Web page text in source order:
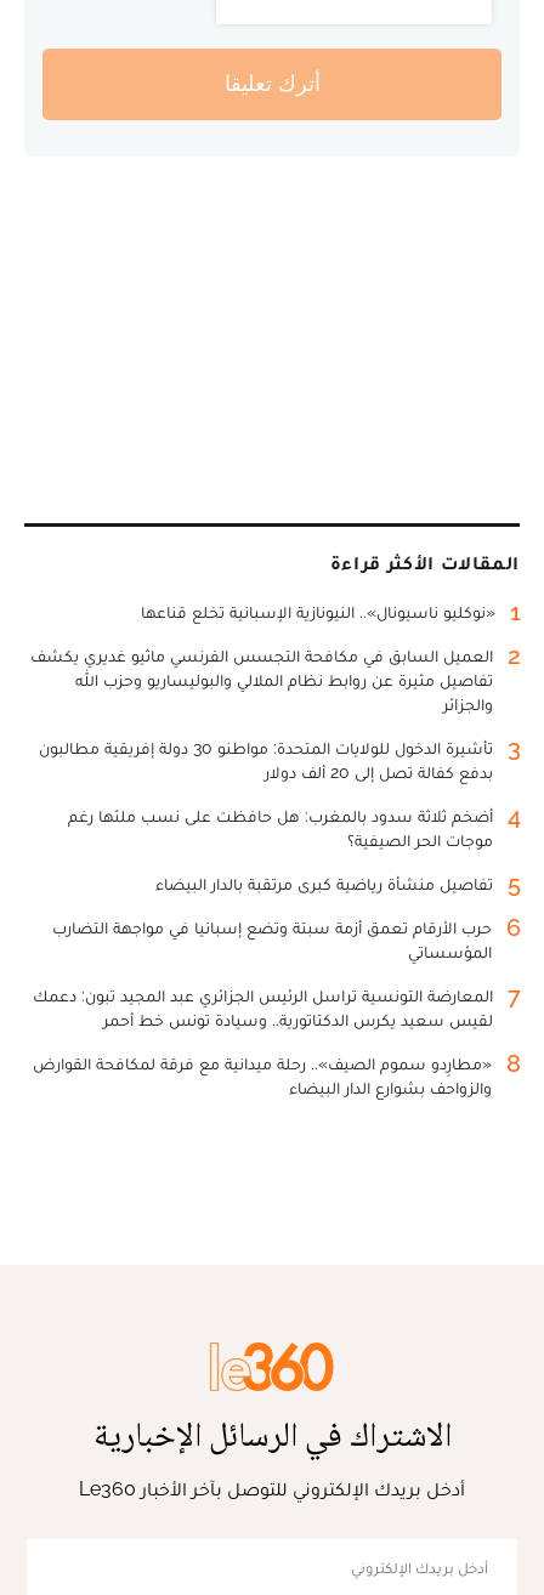
أترك تعليقا
المقالات الأكثر قراءة
1 «نوكليو ناسيونال».. النيونازية الإسبانية تخلع قناعها
2
العميل السابق في مكافحة التجسس الفرنسي ماثيو غديري يكشف
تفاصيل مثيرة عن روابط نظام الملالي والبوليساريو وحزب الله
والجزائر
3
تأشيرة الدخول للولايات المتحدة: مواطنو 30 دولة إفريقية مطالبون
بدفع كفالة تصل إلى 20 ألف دولار
4
أضخم ثلاثة سدود بالمغرب: هل حافظت على نسب ملئها رغم
موجات الحر الصيفية؟
5 تفاصيل منشأة رياضية كبرى مرتقبة بالدار البيضاء
6
حرب الأرقام تعمق أزمة سبتة وتضع إسبانيا في مواجهة التضارب
المؤسساتي
7
المعارضة التونسية تراسل الرئيس الجزائري عبد المجيد تبون: دعمك
لقيس سعيد يكرس الدكتاتورية.. وسيادة تونس خط أحمر
8
«مطارِدو سموم الصيف».. رحلة ميدانية مع فرقة لمكافحة القوارض
والزواحف بشوارع الدار البيضاء
الاشتراك في الرسائل الإخبارية
أدخل بريدك الإلكتروني للتوصل بآخر الأخبار Le360